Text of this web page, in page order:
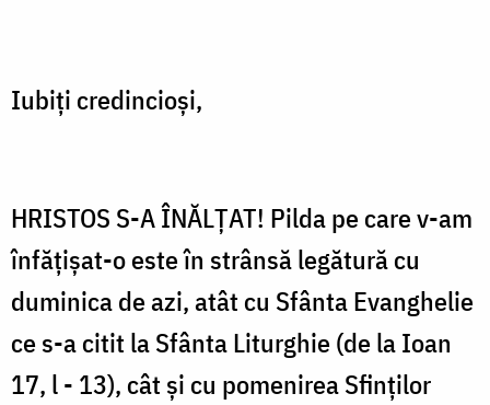
Iubiţi credincioşi,
HRISTOS S-A ÎNĂLŢAT! Pilda pe care v-am
înfăţişat-o este în strânsă legătură cu
duminica de azi, atât cu Sfânta Evanghelie
ce s-a citit la Sfânta Liturghie (de la Ioan
17, l - 13), cât şi cu pomenirea Sfinţilor